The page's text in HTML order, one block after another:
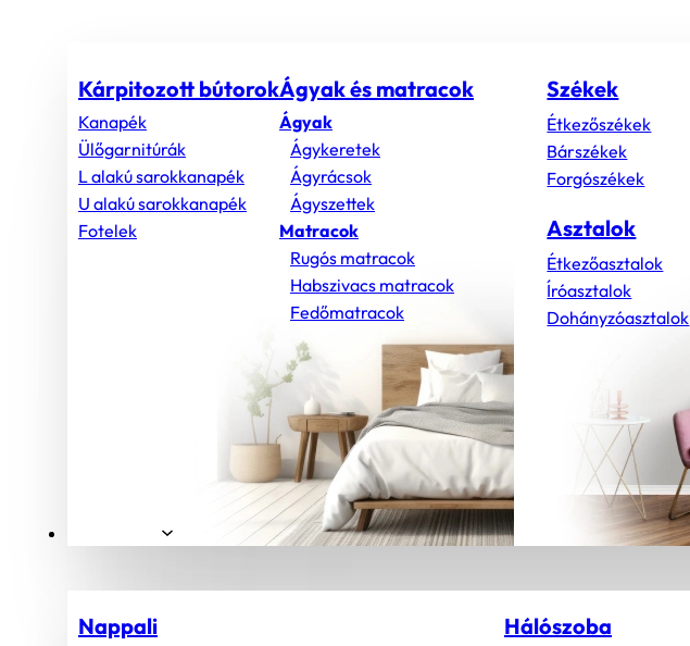
Kárpitozott bútorok
Kanapék
Ülőgarnitúrák
L alakú sarokkanapék
U alakú sarokkanapék
Fotelek
Ágyak és matracok
Ágyak
Ágykeretek
Ágyrácsok
Ágyszettek
Matracok
Rugós matracok
Habszivacs matracok
Fedőmatracok
Székek
Étkezőszékek
Bárszékek
Forgószékek
Asztalok
Étkezőasztalok
Íróasztalok
Dohányzóasztalok
Nappali Hálószoba